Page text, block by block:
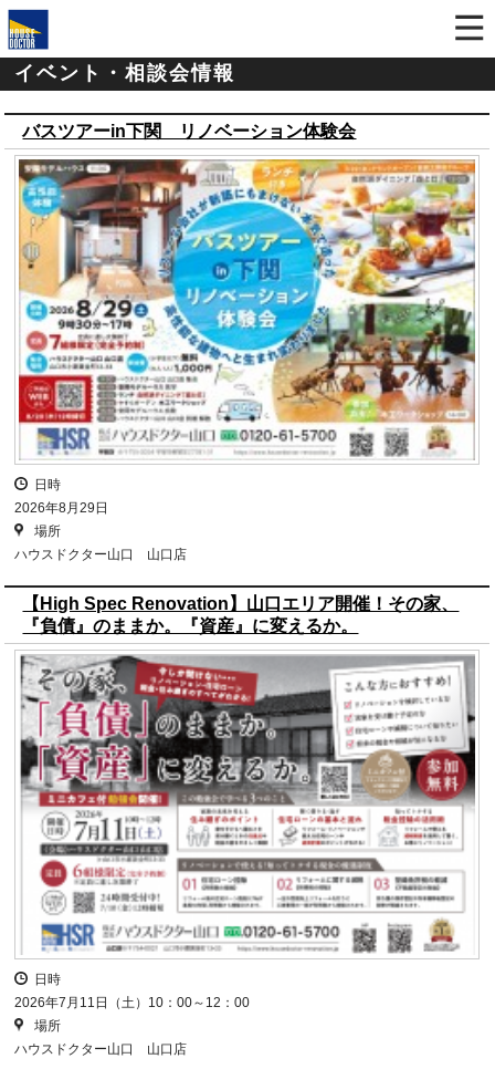
イベント・相談会情報
バスツアーin下関 リノベーション体験会
日時
2026年8月29日
場所
ハウスドクター山口 山口店
【High Spec Renovation】山口エリア開催！その家、
『負債』のままか。『資産』に変えるか。
日時
2026年7月11日（土）10：00～12：00
場所
ハウスドクター山口 山口店